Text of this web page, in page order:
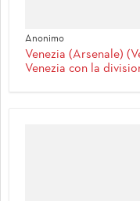
Anonimo
Venezia (Arsenale)
Venezia con la